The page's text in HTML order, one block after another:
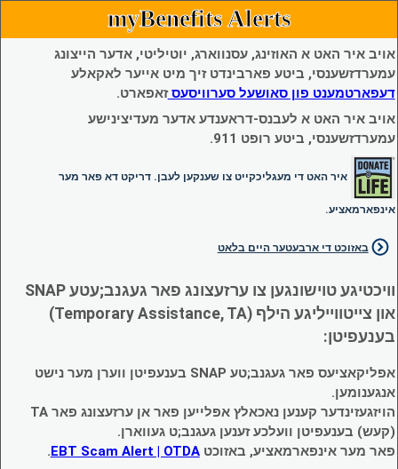
myBenefits Alerts
אויב איר האט א האוזינג, עסנווארג, יוטיליטי, אדער הייצונג
עמערדזשענסי, ביטע פארבינדט זיך מיט אייער לאקאלע
דעפארטמענט פון סאושעל סערוויסעסזאפארט.
אויב איר האט א לעבנס-דראענדע אדער מעדיצינישע
עמערדזשענסי, ביטע רופט 911.
איר האט די מעגליכקייט צו שענקען לעבן. דריקט דא פאר מער
אינפארמאציע.
באזוכט די ארבעטער היים בלאט
וויכטיגע טוישונגען צו ערזעצונג פאר געגנב;עטע SNAP
און צייטווייליגע הילף (Temporary Assistance, TA)
בענעפיטן:
אפליקאציעס פאר געגנב;טע SNAP בענעפיטן ווערן מער נישט
אנגענומען.
הויזגעזינדער קענען נאכאלץ אפּלייען פאר אן ערזעצונג פאר TA
(קעש) בענעפיטן וועלכע זענען געגנב;ט געווארן.
פאר מער אינפארמאציע, באזוכטEBT Scam Alert | OTDA
.